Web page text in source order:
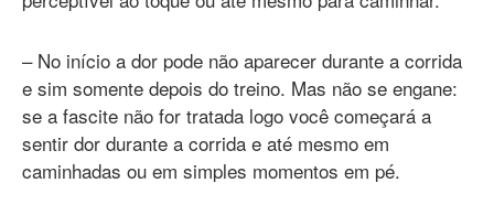
– No início a dor pode não aparecer durante a corrida
e sim somente depois do treino. Mas não se engane:
se a fascite não for tratada logo você começará a
sentir dor durante a corrida e até mesmo em
caminhadas ou em simples momentos em pé.